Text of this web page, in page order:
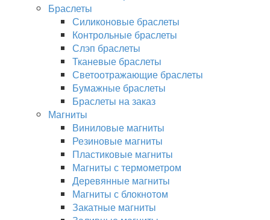
Браслеты
Силиконовые браслеты
Контрольные браслеты
Слэп браслеты
Тканевые браслеты
Светоотражающие браслеты
Бумажные браслеты
Браслеты на заказ
Магниты
Виниловые магниты
Резиновые магниты
Пластиковые магниты
Магниты с термометром
Деревянные магниты
Магниты с блокнотом
Закатные магниты